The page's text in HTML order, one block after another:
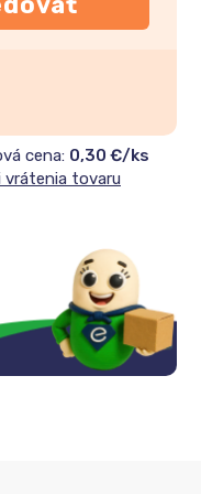
cena: 0,30 €/ks
vrátenia tovaru